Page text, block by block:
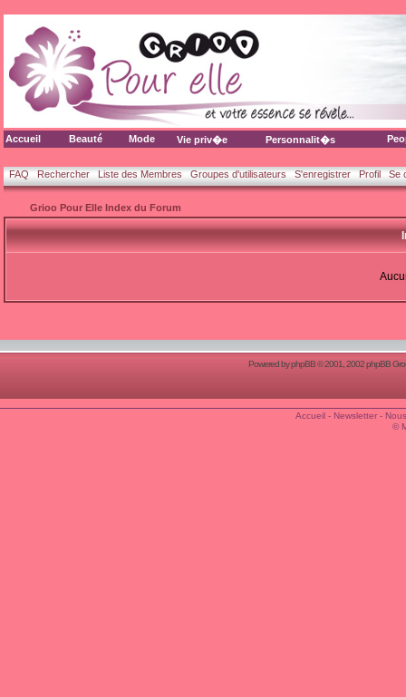
Accueil Beauté Mode Vie priv�e Personnalit�s
FAQ Rechercher Liste des Membres Groupes d'utilisateurs S'enregistrer Profil Se
Grioo Pour Elle Index du Forum
Powered byphpBB© 2001, 2002 phpBB
Accueil- Newsletter-
©